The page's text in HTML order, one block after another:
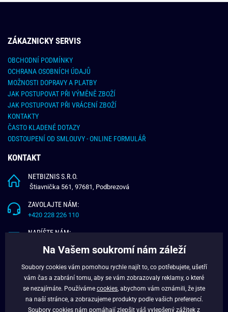
ZÁKAZNICKY SERVIS
OBCHODNÍ PODMÍNKY
OCHRANA OSOBNÍCH ÚDAJŮ
MOŽNOSTI DOPRAVY A PLATBY
JAK POSTUPOVAT PŘI VÝMĚNĚ ZBOŽÍ
JAK POSTUPOVAT PŘI VRÁCENÍ ZBOŽÍ
KONTAKTY
ČASTO KLADENÉ DOTAZY
ODSTOUPENÍ OD SMLOUVY - ONLINE FORMULÁŘ
KONTAKT
NETBIZNIS S.R.O.
Štiavnička 561, 97681, Podbrezová
ZAVOLAJTE NÁM:
+420 228 226 110
NAPÍŠTE NÁM:
O NÁS
VĚRNOSTNÍ PROGRAM
Na Vašem soukromí nám záleží
Soubory cookies vám pomohou rychle najít to, co potřebujete, ušetří
vám čas a zabrání tomu, aby se vám zobrazovaly reklamy, o které
se nezajímáte. Používáme cookies , abychom vám oznámili, že jste
na naší stránce, a zobrazujeme produkty podle vašich preferencí.
Soubory cookies nám pomáhají zlepšit váš vylepšený zážitek z